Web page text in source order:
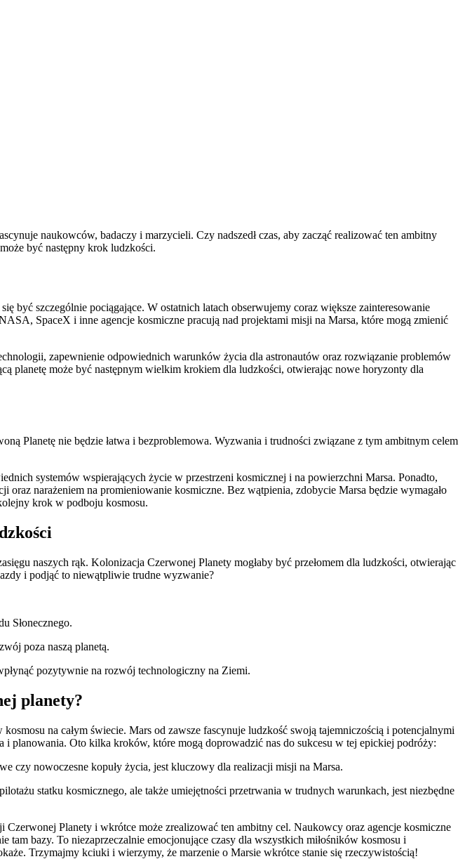
naukowców, badaczy i marzycieli. Czy nadszedł czas, aby zacząć realizować ten ambitny
być ⁤następny krok ludzkości.
być szczególnie pociągające. W ostatnich⁣ latach obserwujemy coraz większe‍ zainteresowanie
SpaceX i‌ inne⁤ agencje kosmiczne pracują nad‌ projektami misji na Marsa, które mogą zmienić
zapewnienie odpowiednich ⁤warunków ‌życia dla astronautów oraz rozwiązanie problemów
planetę może być następnym wielkim krokiem dla ludzkości, otwierając nowe horyzonty dla
Planetę⁣ nie będzie łatwa i bezproblemowa. Wyzwania i trudności związane z tym ambitnym celem
systemów wspierających życie w przestrzeni kosmicznej i na ‍powierzchni Marsa. Ponadto,
narażeniem na promieniowanie kosmiczne.​ Bez​ wątpienia,​ zdobycie Marsa będzie⁤ wymagało
krok w podboju kosmosu.
naszych rąk. ​Kolonizacja Czerwonej Planety mogłaby być przełomem‌ dla ludzkości, otwierając
i podjąć to⁢ niewątpliwie trudne wyzwanie?
Słonecznego.
poza naszą planetą.
pozytywnie na rozwój technologiczny na Ziemi.
planety?
na całym świecie. Mars od zawsze fascynuje ludzkość swoją tajemniczością‌ i potencjalnymi
planowania.⁤ Oto kilka ‍kroków,⁤ które mogą doprowadzić nas do sukcesu w tej epickiej podróży:
czy ‍nowoczesne kopuły życia, jest kluczowy dla realizacji ‍misji na Marsa.
statku kosmicznego, ale także umiejętności przetrwania w trudnych warunkach, jest niezbędne
Planety i wkrótce może zrealizować ten ambitny cel. Naukowcy oraz agencje kosmiczne
tam bazy. To ⁢niezaprzeczalnie emocjonujące czasy dla wszystkich miłośników kosmosu i​
Trzymajmy kciuki i wierzymy, że marzenie o Marsie wkrótce stanie się rzeczywistością!